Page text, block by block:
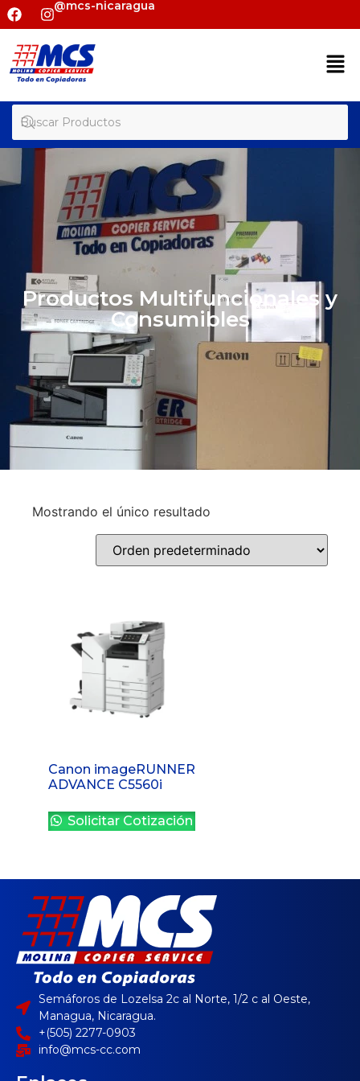
@mcs-nicaragua
Productos Multifuncionales y
Consumibles
Mostrando el único resultado
Canon imageRUNNER
ADVANCE C5560i
Solicitar Cotización
Semáforos de Lozelsa 2c al Norte, 1/2 c al Oeste,
Managua, Nicaragua.
+(505) 2277-0903
info@mcs-cc.com